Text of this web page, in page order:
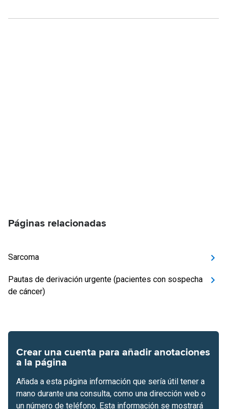
Páginas relacionadas
Sarcoma
Pautas de derivación urgente (pacientes con sospecha
de cáncer)
Crear una cuenta para añadir anotaciones
a la página
Añada a esta página información que sería útil tener a
mano durante una consulta, como una dirección web o
un número de teléfono. Esta información se mostrará